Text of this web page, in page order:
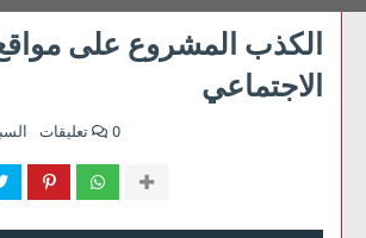
الكذب المشروع على
الاجتماعي
0 تعليقات